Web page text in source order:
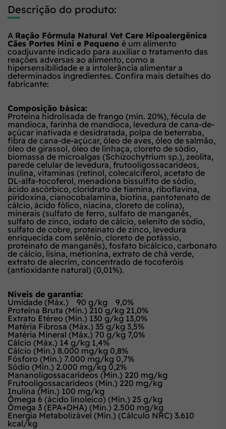
Descrição do produto:
A Ração Fórmula Natural Vet Care Hipoalergênica
Cães Portes Mini e Pequeno é um alimento
coadjuvante indicado para auxiliar o tratamento das
reações adversas ao alimento, como a
hipersensibilidade e a intolerância alimentar a
determinados ingredientes. Confira mais detalhes do
fabricante:
Composição básica:
Proteína hidrolisada de frango (mín. 20%), fécula de
mandioca, farinha de mandioca, levedura de cana-de-
açúcar inativada e desidratada, polpa de beterraba,
fibra de cana-de-açúcar, óleo de aves, óleo de salmão,
óleo de girassol, óleo de linhaça, cloreto de sódio,
biomassa de microalgas (Schizochytrium sp.), zeolita,
parede celular de levedura, frutooligossacarídeos,
inulina, vitaminas (retinol, colecalciferol, acetato de
DL-alfa-tocoferol, menadiona bissulfito de sódio,
ácido ascórbico, cloridrato de tiamina, riboflavina,
piridoxina, cianocobalamina, biotina, pantotenato de
cálcio, ácido fólico, niacina, cloreto de colina),
minerais (sulfato de ferro, sulfato de manganês,
sulfato de zinco, iodato de cálcio, selenito de sódio,
sulfato de cobre, proteinato de zinco, levedura
enriquecida com selênio, cloreto de potássio,
proteinato de manganês), fosfato bicálcico, carbonato
de cálcio, lisina, metionina, extrato de chá verde,
extrato de alecrim, concentrado de tocoferóis
(antioxidante natural) (0,01%).
Níveis de garantia:
Umidade (Máx.) 90 g/kg 9,0%
Proteína Bruta (Mín.) 210 g/kg 21,0%
Extrato Etéreo (Mín.) 130 g/kg 13,0%
Matéria Fibrosa (Máx.) 35 g/kg 3,5%
Matéria Mineral (Máx.) 70 g/kg 7,0%
Cálcio (Máx.) 14 g/kg 1,4%
Cálcio (Mín.) 8.000 mg/kg 0,8%
Fósforo (Mín.) 7.000 mg/kg 0,7%
Sódio (Mín.) 2.000 mg/kg 0,2%
Mananoligossacarídeos (Mín.) 220 mg/kg
Frutooligossacarídeos (Mín.) 220 mg/kg
Inulina (Mín.) 100 mg/kg
Ômega 6 (ácido linoleico) (Mín.) 25 g/kg
Ômega 3 (EPA+DHA) (Mín.) 2.500 mg/kg
Energia Metabolizável (Mín.) (Cálculo NRC) 3.610
kcal/kg